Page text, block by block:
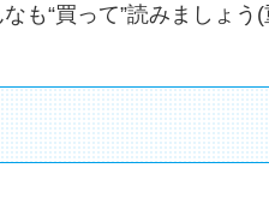
も“買って”読みましょう(